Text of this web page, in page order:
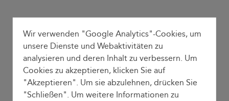
Wir verwenden "Google Analytics"-Cookies, um
unsere Dienste und Webaktivitäten zu
analysieren und deren Inhalt zu verbessern. Um
Cookies zu akzeptieren, klicken Sie auf
"Akzeptieren". Um sie abzulehnen, drücken Sie
"Schließen". Um weitere Informationen zu